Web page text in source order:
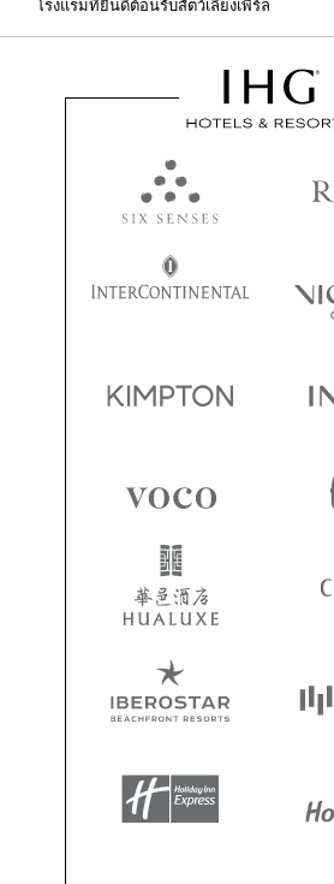
โรงแรมที่ยินดีต้อนรับสัตว์เลี้ยงเพิร์ล